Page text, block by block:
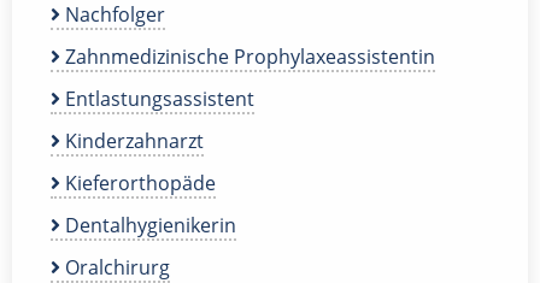
Nachfolger
Zahnmedizinische Prophylaxeassistentin
Entlastungsassistent
Kinderzahnarzt
Kieferorthopäde
Dentalhygienikerin
Oralchirurg